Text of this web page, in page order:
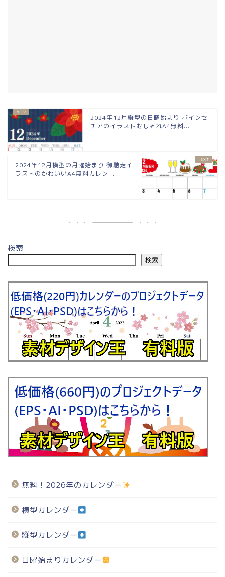
2024年12月縦型の日曜始まり ポインセ
チアのイラストおしゃれA4無料...
2024年12月横型の月曜始まり 御馳走イ
ラストのかわいいA4無料カレン...
検索
検索
無料！2026年のカレンダー
横型カレンダー
縦型カレンダー
日曜始まりカレンダー